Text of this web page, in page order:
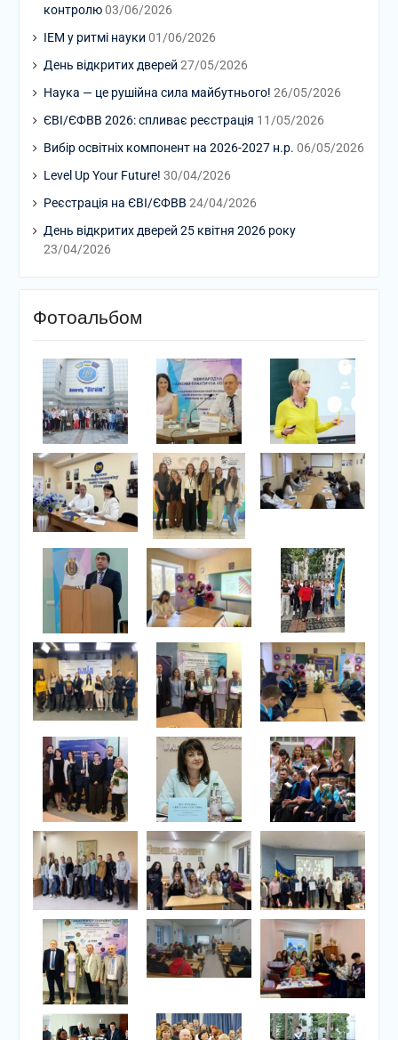
контролю 03/06/2026
ІЕМ у ритмі науки 01/06/2026
День відкритих дверей 27/05/2026
Наука — це рушійна сила майбутнього! 26/05/2026
ЄВІ/ЄФВВ 2026: спливає реєстрація 11/05/2026
Вибір освітніх компонент на 2026-2027 н.р. 06/05/2026
Level Up Your Future! 30/04/2026
Реєстрація на ЄВІ/ЄФВВ 24/04/2026
День відкритих дверей 25 квітня 2026 року
23/04/2026
Фотоальбом